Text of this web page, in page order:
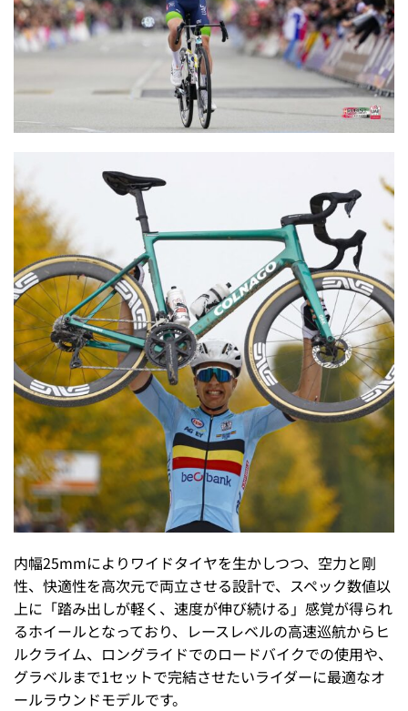
内幅25mmによりワイドタイヤを生かしつつ、空力と剛
性、快適性を高次元で両立させる設計で、スペック数値以
上に「踏み出しが軽く、速度が伸び続ける」感覚が得られ
るホイールとなっており、レースレベルの高速巡航からヒ
ルクライム、ロングライドでのロードバイクでの使用や、
グラベルまで1セットで完結させたいライダーに最適なオ
ールラウンドモデルです。